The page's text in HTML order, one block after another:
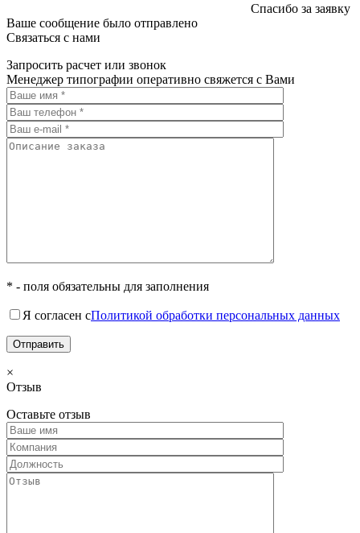
Спасибо за заявку
Ваше сообщение было отправлено
Связаться с нами
Запросить расчет или звонок
Менеджер типографии оперативно свяжется с Вами
* - поля обязательны для заполнения
Я согласен сПолитикой обработки персональных данных
×
Отзыв
Оставьте отзыв